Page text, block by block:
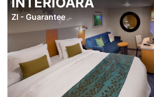
ZI - Guarantee